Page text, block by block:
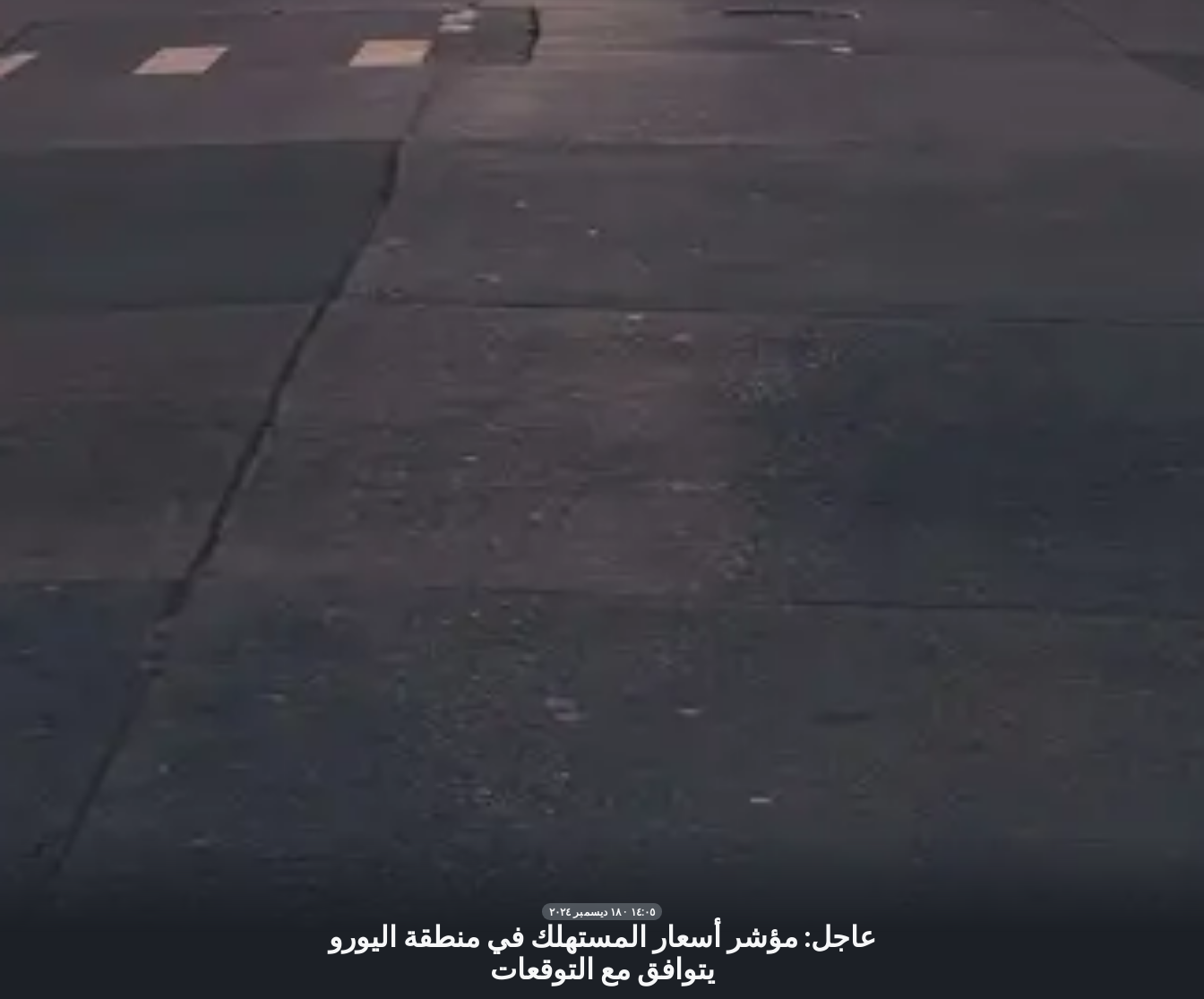
١٤:٠٥ · ١٨ ديسمبر ٢٠٢٤
عاجل: مؤشر أسعار المستهلك في منطقة اليورو
يتوافق مع التوقعات